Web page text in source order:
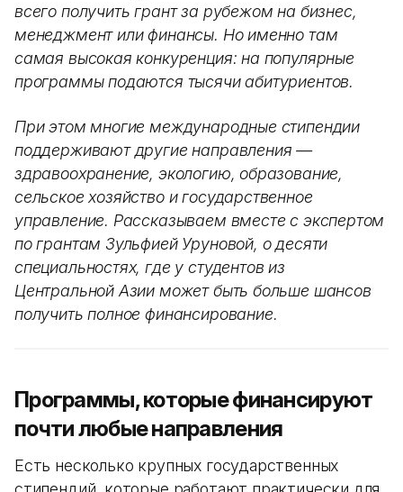
всего получить грант за рубежом на бизнес,
менеджмент или финансы. Но именно там
самая высокая конкуренция: на популярные
программы подаются тысячи абитуриентов.
При этом многие международные стипендии
поддерживают другие направления —
здравоохранение, экологию, образование,
сельское хозяйство и государственное
управление. Рассказываем вместе с экспертом
по грантам Зульфией Уруновой, о десяти
специальностях, где у студентов из
Центральной Азии может быть больше шансов
получить полное финансирование.
Программы, которые финансируют
почти любые направления
Есть несколько крупных государственных